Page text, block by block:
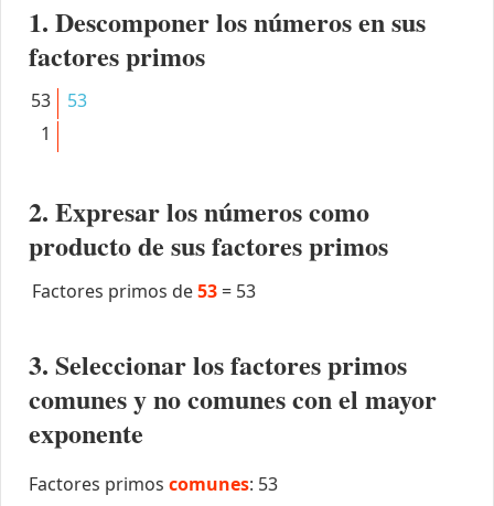
1. Descomponer los números en sus
factores primos
53
53
1
2. Expresar los números como
producto de sus factores primos
Factores primos de53 = 53
3. Seleccionar los factores primos
comunes y no comunes con el mayor
exponente
Factores primos comunes: 53